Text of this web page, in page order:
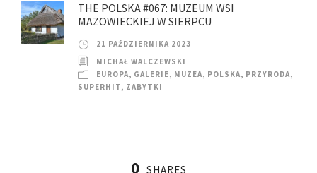
THE POLSKA #067: MUZEUM WSI
MAZOWIECKIEJ W SIERPCU
21 PAŹDZIERNIKA 2023
MICHAŁ WALCZEWSKI
EUROPA, GALERIE, MUZEA, POLSKA, PRZYRODA,
SUPERHIT, ZABYTKI
0 SHARES